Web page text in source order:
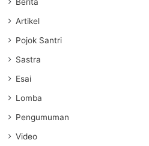
Artikel
Pojok Santri
Sastra
Esai
Lomba
Pengumuman
Video